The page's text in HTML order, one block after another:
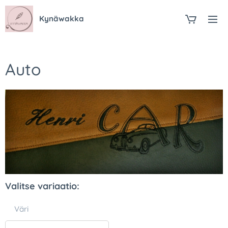
Kynäwakka
Auto
Valitse variaatio:
Väri